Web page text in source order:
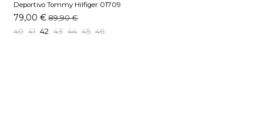
Deportivo Tommy Hilfiger 01709
C1G Marino
79,00 € 89,90 €
40 41 42 43 44 45 46